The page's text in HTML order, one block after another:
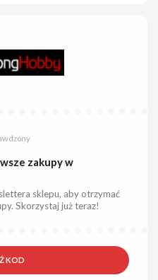
zakupy w
sklepu, aby otrzymać
Skorzystaj już teraz!
KOD